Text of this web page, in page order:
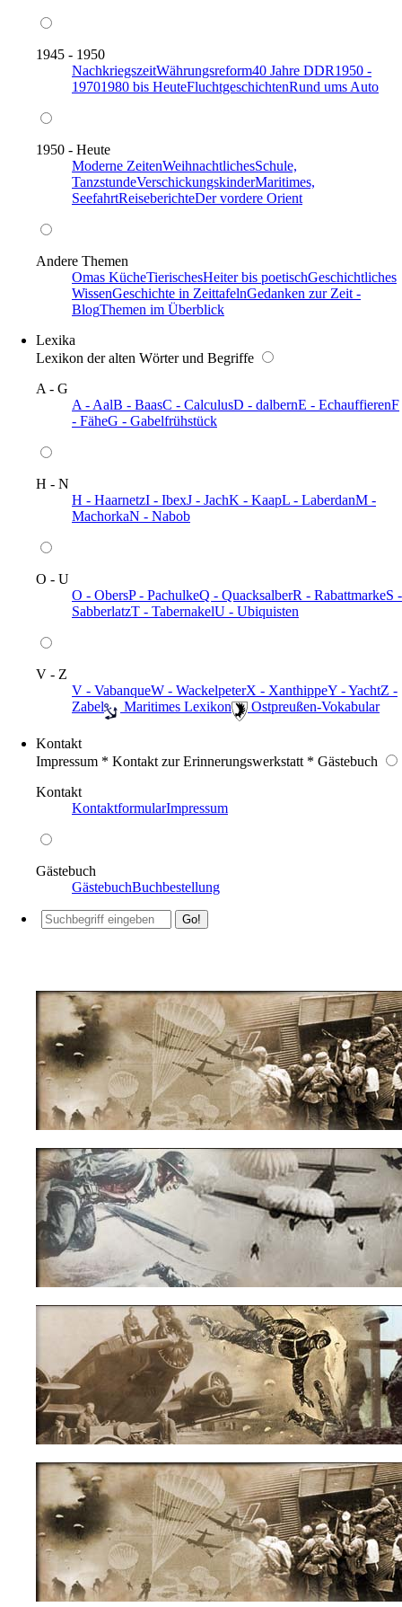
1945 - 1950
NachkriegszeitWährungsreform40 Jahre DDR1950 -
19701980 bis HeuteFluchtgeschichtenRund ums Auto
1950 - Heute
Moderne ZeitenWeihnachtlichesSchule,
TanzstundeVerschickungskinderMaritimes,
SeefahrtReiseberichteDer vordere Orient
Andere Themen
Omas KücheTierischesHeiter bis poetischGeschichtliches
WissenGeschichte in ZeittafelnGedanken zur Zeit -
BlogThemen im Überblick
Lexika
Lexikon der alten Wörter und Begriffe
A - G
A - AalB - BaasC - CalculusD - dalbernE - EchauffierenF
- FäheG - Gabelfrühstück
H - N
H - HaarnetzI - IbexJ - JachK - KaapL - LaberdanM -
MachorkaN - Nabob
O - U
O - ObersP - PachulkeQ - QuacksalberR - RabattmarkeS -
SabberlatzT - TabernakelU - Ubiquisten
V - Z
V - VabanqueW - WackelpeterX - XanthippeY - YachtZ -
Zabel
️ Maritimes Lexikon ️ Ostpreußen-Vokabular
Kontakt
Impressum * Kontakt zur Erinnerungswerkstatt * Gästebuch
Kontakt
KontaktformularImpressum
Gästebuch
GästebuchBuchbestellung